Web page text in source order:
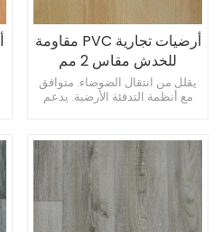
أرضيات تجارية PVC مقاومة
للخدش مقاس 2 مم
للممرات
يقلل من انتقال الضوضاء. متوافق
مع أنظمة التدفئة الأرضية. يدعم